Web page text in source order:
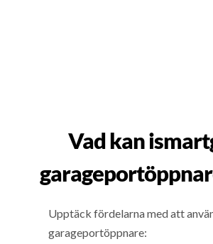
Vad kan
Upptäck fördelarna med att
garageportöppnare: